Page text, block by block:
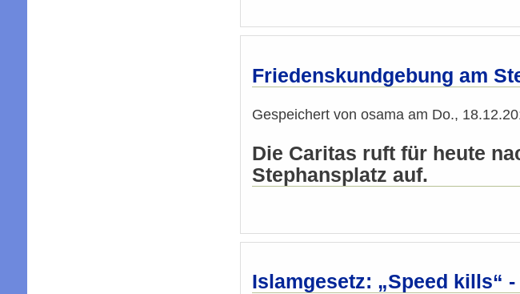
Friedenskundgebung am
Gespeichert von osama am Do.,
Die Caritas ruft für heute
Stephansplatz auf.
Islamgesetz: „Speed kills“